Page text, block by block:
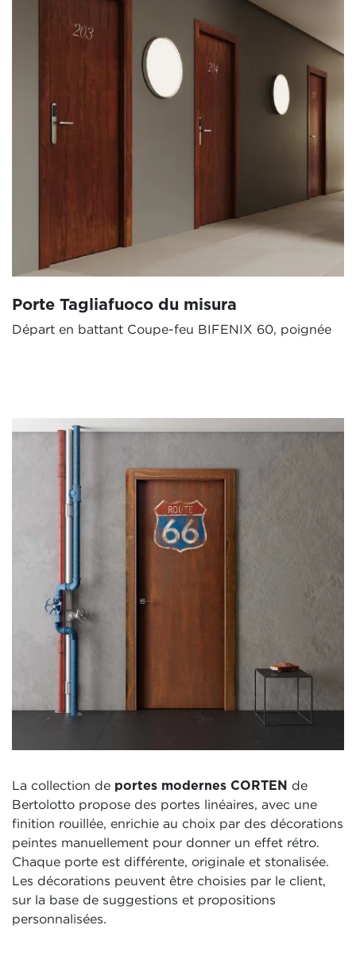
Porte Tagliafuoco du misura
Départ en battant Coupe-feu BIFENIX 60, poignée
La collection de portes modernes CORTEN de
Bertolotto propose des portes linéaires, avec une
finition rouillée, enrichie au choix par des décorations
peintes manuellement pour donner un effet rétro.
Chaque porte est différente, originale et stonalisée.
Les décorations peuvent être choisies par le client,
sur la base de suggestions et propositions
personnalisées.